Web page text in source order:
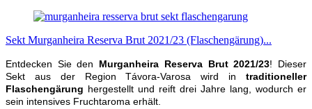
Sekt Murganheira Reserva Brut 2021/23 (Flaschengärung)...
Entdecken Sie den Murganheira Reserva Brut 2021/23! Dieser
Sekt aus der Region Távora-Varosa wird in traditioneller
Flaschengärung hergestellt und reift drei Jahre lang, wodurch er
sein intensives Fruchtaroma erhält.